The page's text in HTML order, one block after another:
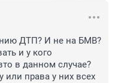
ДТП? И не на БМВ?
и у кого
в данном случае?
права у них всех